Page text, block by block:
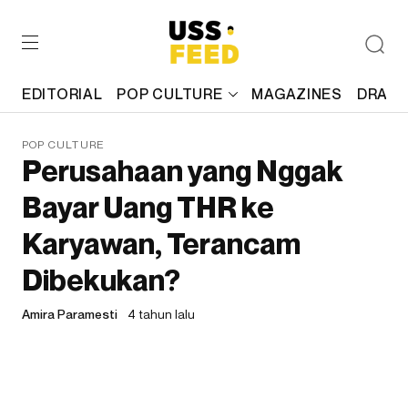
EDITORIAL POP CULTURE MAGAZINES
POP CULTURE
Perusahaan yang Nggak
Bayar Uang THR ke
Karyawan, Terancam
Dibekukan?
Amira Paramesti 4 tahun lalu